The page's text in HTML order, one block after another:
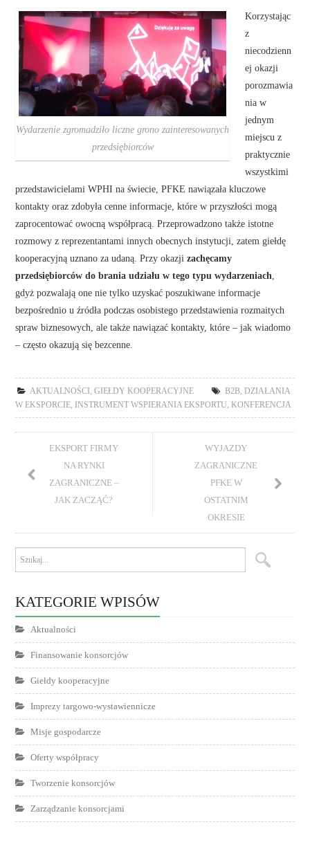
Wydarzenie zgromadziło liczne grono zainteresowanych
przedsiębiorców
Korzystając
z
niecodzienn
ej okazji
porozmawia
nia w
jednym
miejscu z
praktycznie
wszystkimi
przedstawicielami WPHI na świecie, PFKE nawiązała kluczowe
kontakty oraz zdobyła cenne informacje, które w przyszłości mogą
zaprocentować owocną współpracą. Przeprowadzono także istotne
rozmowy z reprezentantami innych obecnych instytucji, zatem giełdę
kooperacyjną uznano za udaną. Przy okazjizachęcamy
przedsiębiorców do brania udziału w tego typu wydarzeniach,
gdyż pozwalają one nie tylko uzyskać poszukiwane informacje
bezpośrednio u źródła podczas osobistego przedstawienia rozmaitych
spraw biznesowych, ale także nawiązać kontakty, które – jak wiadomo
– często okazują się bezcenne.
AKTUALNOŚCI ,GIEŁDY KOOPERACYJNE B2B
DZIAŁANIA
W EKSPORCIE
INSTRUMENT WSPIERANIA EKSPORTU KONFERENCJA
EKSPORT FIRMY
NA RYNKI
ZAGRANICZNE –
JAK ZACZĄĆ?
WYJAZDY
ZAGRANICZNE
PFKE W
OSTATNIM
OKRESIE
KATEGORIE WPISÓW
Aktualności
Finansowanie konsorcjów
Giełdy kooperacyjne
Imprezy targowo-wystawiennicze
Misje gospodarcze
Oferty współpracy
Tworzenie konsorcjów
Zarządzanie konsorcjami